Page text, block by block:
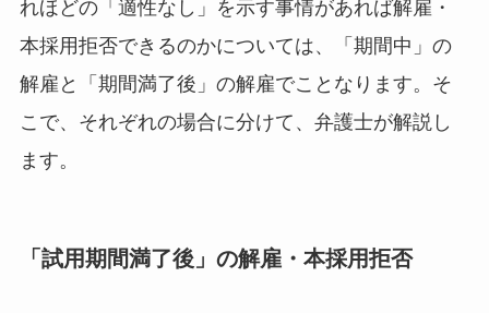
れほどの「適性なし」を示す事情があれば解雇・
本採用拒否できるのかについては、「期間中」の
解雇と「期間満了後」の解雇でことなります。そ
こで、それぞれの場合に分けて、弁護士が解説し
ます。
「試用期間満了後」の解雇・本採用拒否